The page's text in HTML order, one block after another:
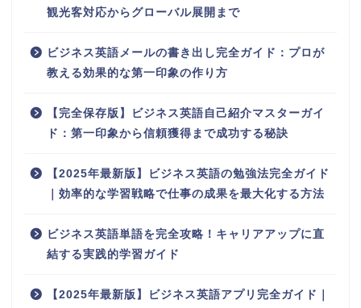
観光客対応からグローバル展開まで
ビジネス英語メールの書き出し完全ガイド：プロが
教える効果的な第一印象の作り方
【完全保存版】ビジネス英語自己紹介マスターガイ
ド：第一印象から信頼獲得まで成功する秘訣
【2025年最新版】ビジネス英語の勉強法完全ガイド
｜効率的な学習戦略で仕事の成果を最大化する方法
ビジネス英語単語を完全攻略！キャリアアップに直
結する実践的学習ガイド
【2025年最新版】ビジネス英語アプリ完全ガイド｜